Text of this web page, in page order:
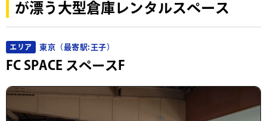
が漂う大型倉庫レンタルスペース
エリア 東京（最寄駅:王子）
FC SPACE スペースF